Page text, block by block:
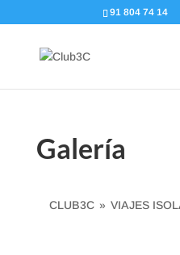
91 804 74 14
Galería
CLUB3C » VIAJES